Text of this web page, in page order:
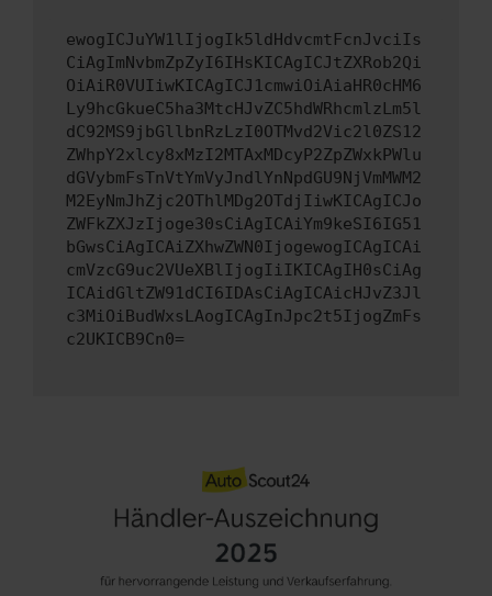
ewogICJuYW1lIjogIk5ldHdvcmtFcnJvciIs
CiAgImNvbmZpZyI6IHsKICAgICJtZXRob2Qi
OiAiR0VUIiwKICAgICJ1cmwiOiAiaHR0cHM6
Ly9hcGkueC5ha3MtcHJvZC5hdWRhcmlzLm5l
dC92MS9jbGllbnRzLzI0OTMvd2Vic2l0ZS12
ZWhpY2xlcy8xMzI2MTAxMDcyP2ZpZWxkPWlu
dGVybmFsTnVtYmVyJndlYnNpdGU9NjVmMWM2
M2EyNmJhZjc2OThlMDg2OTdjIiwKICAgICJo
ZWFkZXJzIjoge30sCiAgICAiYm9keSI6IG51
bGwsCiAgICAiZXhwZWN0IjogewogICAgICAi
cmVzcG9uc2VUeXBlIjogIiIKICAgIH0sCiAg
ICAidGltZW91dCI6IDAsCiAgICAicHJvZ3Jl
c3MiOiBudWxsLAogICAgInJpc2t5IjogZmFs
c2UKICB9Cn0=